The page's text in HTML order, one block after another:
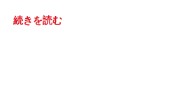
続きを読む